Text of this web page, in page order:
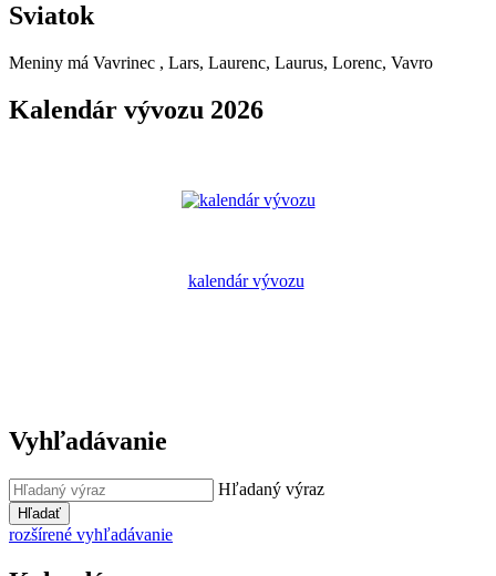
Sviatok
Meniny má Vavrinec , Lars, Laurenc, Laurus, Lorenc, Vavro
Kalendár vývozu 2026
kalendár vývozu
Vyhľadávanie
Hľadaný výraz
Hľadať
rozšírené vyhľadávanie